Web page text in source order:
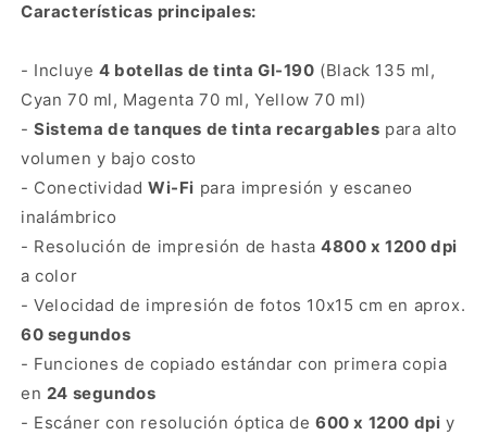
Características principales:
- Incluye 4 botellas de tinta GI-190 (Black 135 ml,
Cyan 70 ml, Magenta 70 ml, Yellow 70 ml)
-Sistema de tanques de tinta recargables para alto
volumen y bajo costo
- Conectividad Wi-Fi para impresión y escaneo
inalámbrico
- Resolución de impresión de hasta 4800 x 1200 dpi
a color
- Velocidad de impresión de fotos 10x15 cm en aprox.
60 segundos
- Funciones de copiado estándar con primera copia
en 24 segundos
- Escáner con resolución óptica de 600 x 1200 dpi y